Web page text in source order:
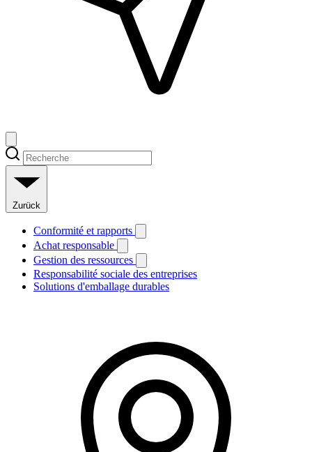
Zurück
Conformité et rapports
Achat responsable
Gestion des ressources
Responsabilité sociale des entreprises
Solutions d'emballage durables